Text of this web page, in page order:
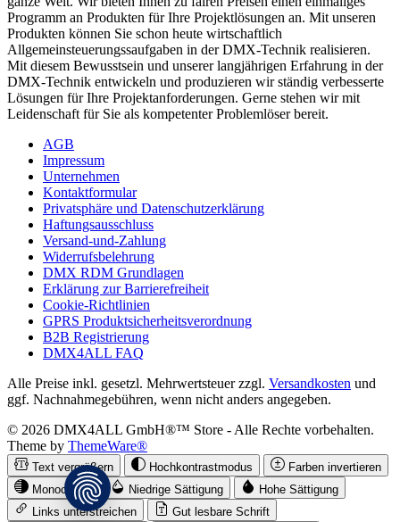
Programm an Produkten für Ihre Projektlösungen an. Mit unseren
Produkten können Sie schon heute wirtschaftlich
Allgemeinsteuerungssaufgaben in der DMX-Technik realisieren.
Mit diesem Bewusstsein und unserer langjährigen Erfahrung in der
DMX-Technik entwickeln und produzieren wir ständig verbesserte
Lösungen für Ihre Projektanforderungen. Gerne stehen wir mit
Leidenschaft für Sie als kompetenter Problemlöser bereit.
AGB
Impressum
Unternehmen
Kontaktformular
Privatsphäre und Datenschutzerklärung
Haftungsausschluss
Versand-und-Zahlung
Widerrufsbelehrung
DMX RDM Grundlagen
Erklärung zur Barrierefreiheit
Cookie-Richtlinien
GPRS Produktsicherheitsverordnung
B2B Registrierung
DMX4ALL FAQ
Alle Preise inkl. gesetzl. Mehrwertsteuer zzgl. Versandkosten und
ggf. Nachnahmegebühren, wenn nicht anders angegeben.
© 2026 DMX4ALL GmbH®™ Store - Alle Rechte vorbehalten.
Theme by ThemeWare®
Text vergrößern Hochkontrastmodus
Farben invertieren
Monochrom
Niedrige Sättigung
Hohe Sättigung
Links unterstreichen
Gut lesbare Schrift